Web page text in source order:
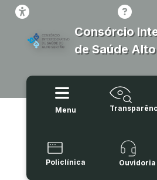
Consórcio
de Saúde
Menu
Policlínica Ouvidoria